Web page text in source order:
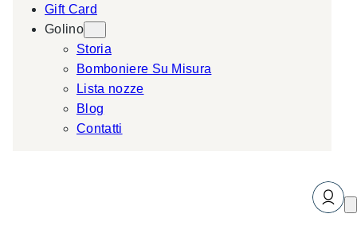
Gift Card
Golino
Storia
Bomboniere Su Misura
Lista nozze
Blog
Contatti